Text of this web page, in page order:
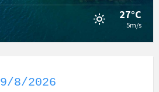
27°C
5m/s
9/8/2026